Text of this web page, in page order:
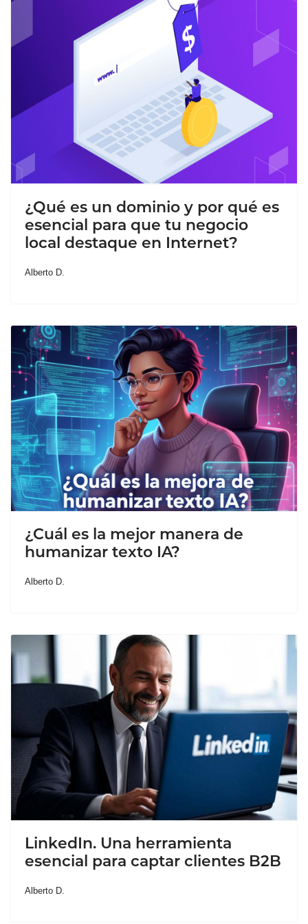
¿Qué es un dominio y por qué es
esencial para que tu negocio
local destaque en Internet?
Alberto D.
¿Cuál es la mejor manera de
humanizar texto IA?
Alberto D.
LinkedIn. Una herramienta
esencial para captar clientes B2B
Alberto D.